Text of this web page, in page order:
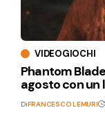
VIDEOGIOCHI
Phantom
agosto con un
DiFRANCESCO LEMURI